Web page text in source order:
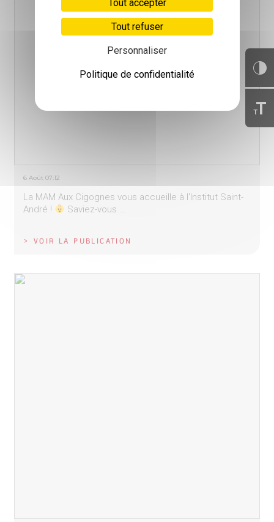
Tout accepter
Tout refuser
Personnaliser
Politique de confidentialité
TT
6 Août 07:12
La MAM Aux Cigognes vous accueille à l'Institut Saint-
André !
Saviez-vous …
> VOIR LA PUBLICATION